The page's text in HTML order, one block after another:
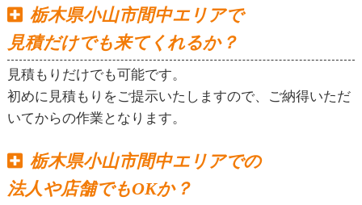
栃木県小山市間中エリアで
見積だけでも来てくれるか？
見積もりだけでも可能です。
初めに見積もりをご提示いたしますので、ご納得いただ
いてからの作業となります。
栃木県小山市間中エリアでの
法人や店舗でもOKか？